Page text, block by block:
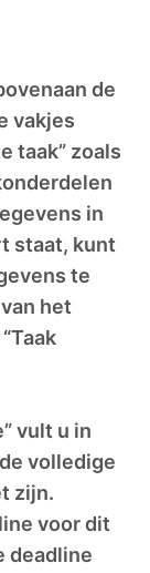
de
vakjes
taak” zoals
in
staat, kunt
te
het
vult u in
volledige
zijn.
voor dit
deadline